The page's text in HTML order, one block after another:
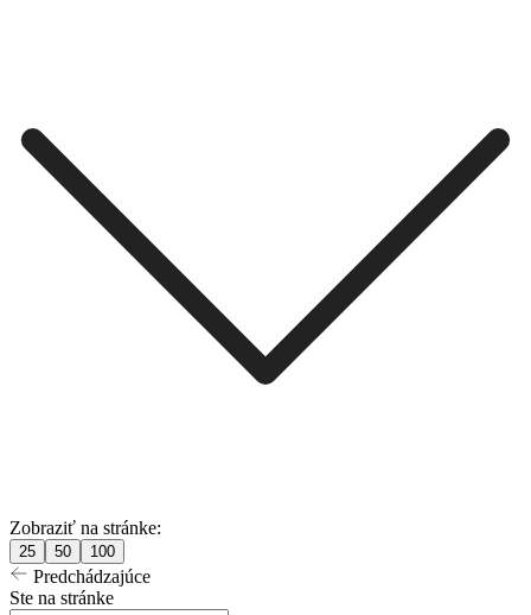
Zobraziť na stránke:
25 50 100
Predchádzajúce
Ste na stránke